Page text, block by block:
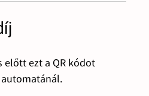
előtt ezt a QR kódot